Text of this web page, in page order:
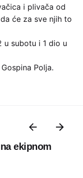
i plivača od
će za sve njih to
u subotu i 1 dio u
Polja.
ekipnom